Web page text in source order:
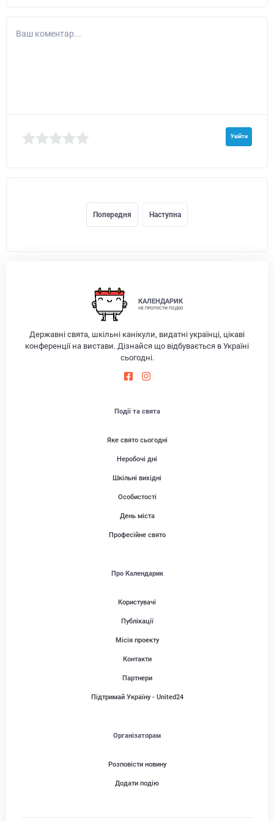
Ваш коментар...
Увійти
Попередня Наступна
КАЛЕНДАРИК
НЕ ПРОПУСТИ ПОДІЮ
Державні свята, шкільні канікули, видатні українці, цікаві
конференції на вистави. Дізнайся що відбувається в Україні
сьогодні.
Події та свята
Яке свято сьогодні
Неробочі дні
Шкільні вихідні
Особистості
День міста
Професійне свято
Про Календарик
Користувачі
Публікації
Місія проекту
Контакти
Партнери
Підтримай Україну - United24
Організаторам
Розповісти новину
Додати подію